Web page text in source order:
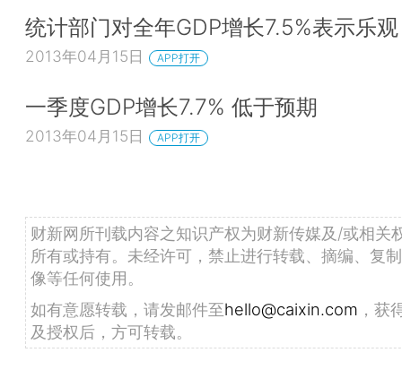
统计部门对全年GDP增长7.5%表示乐观
2013年04月15日 APP打开
一季度GDP增长7.7% 低于预期
2013年04月15日 APP打开
财新网所刊载内容之知识产权为财新传媒及/或相关
所有或持有。未经许可，禁止进行转载、摘编、复
像等任何使用。
如有意愿转载，请发邮件至hello@caixin.com ，获
及授权后，方可转载。